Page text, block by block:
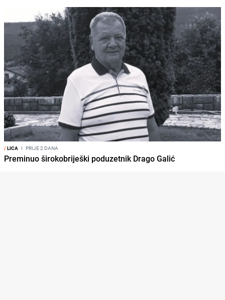
/LICA I PRIJE 2 DANA
Preminuo širokobriješki poduzetnik Drago Galić